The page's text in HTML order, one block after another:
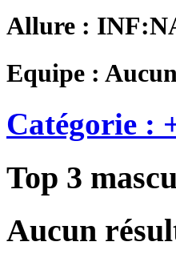
Allure :
Equipe :
Catégorie :
Top 3
Aucun